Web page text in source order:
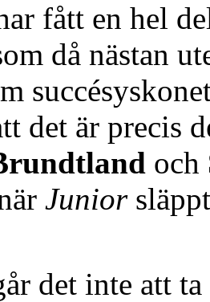
fått en hel
då nästan
det är precis
och
Junior
det inte att